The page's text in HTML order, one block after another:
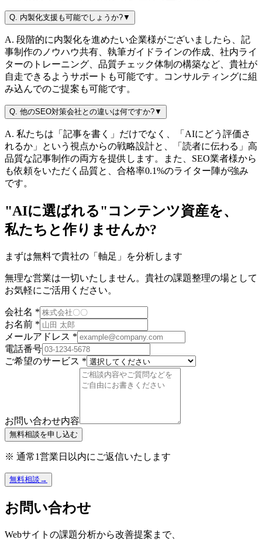
Q. 内製化支援も可能でしょうか?▼
A. 段階的に内製化を進めたい企業様がございましたら、記
事制作のノウハウ共有、執筆ガイドラインの作成、社内ライ
ターのトレーニング、品質チェック体制の構築など、貴社が
自走できるようサポートも可能です。コンサルティングに組
み込んでのご提案も可能です。
Q. 他のSEO対策会社との違いは何ですか?▼
A. 私たちは「記事を書く」だけでなく、「AIにどう評価さ
れるか」という視点からの戦略設計と、「読者に伝わる」高
品質な記事制作の両方を提供します。また、SEO業者様から
も依頼をいただく品質と、合格率0.1%のライター陣が強み
です。
"AIに選ばれる"コンテンツ資産を、
私たちと作りませんか?
まずは無料で貴社の「軸足」を分析します
無理な営業は一切いたしません。貴社の課題整理の場として
お気軽にご活用ください。
会社名 *
お名前 *
メールアドレス *
電話番号
ご希望のサービス *
お問い合わせ内容
無料相談を申し込む
※ 通常1営業日以内にご返信いたします
無料相談 →
お問い合わせ
Webサイトの課題分析から改善提案まで、